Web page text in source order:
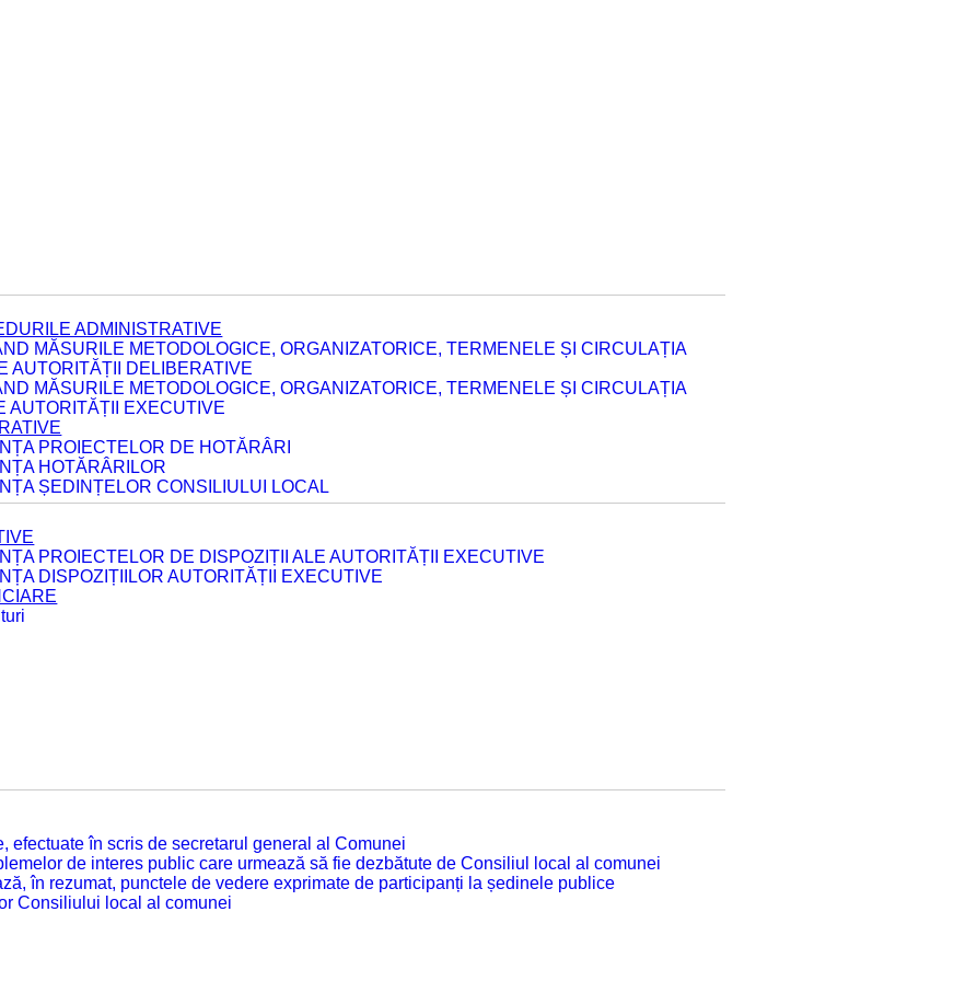
ADMINISTRATIVE
MĂSURILE METODOLOGICE, ORGANIZATORICE, TERMENELE ȘI CIRCULAȚIA
AUTORITĂȚII DELIBERATIVE
MĂSURILE METODOLOGICE, ORGANIZATORICE, TERMENELE ȘI CIRCULAȚIA
AUTORITĂȚII EXECUTIVE
PROIECTELOR DE HOTĂRÂRI
HOTĂRÂRILOR
ȘEDINȚELOR CONSILIULUI LOCAL
PROIECTELOR DE DISPOZIȚII ALE AUTORITĂȚII EXECUTIVE
DISPOZIȚIILOR AUTORITĂȚII EXECUTIVE
efectuate în scris de secretarul general al Comunei
de interes public care urmează să fie dezbătute de Consiliul local al comunei
în rezumat, punctele de vedere exprimate de participanți la ședinele publice
Consiliului local al comunei